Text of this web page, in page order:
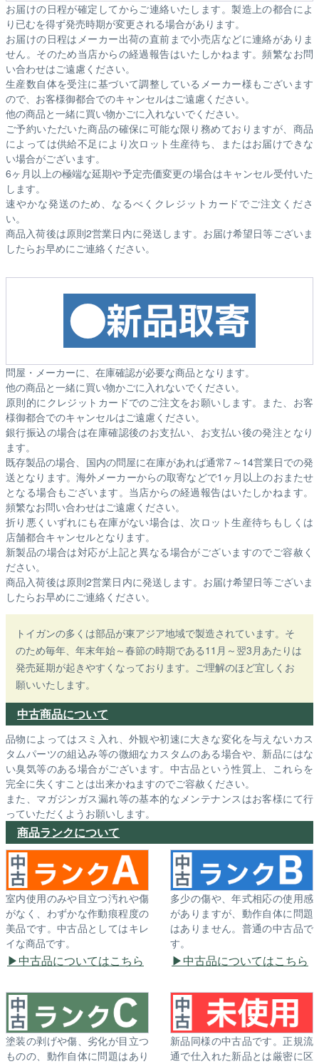
お届けの日程が確定してからご連絡いたします。製造上の都合によ
り已むを得ず発売時期が変更される場合があります。
お届けの日程はメーカー出荷の直前まで小売店などに連絡がありま
せん。そのため当店からの経過報告はいたしかねます。頻繁なお問
い合わせはご遠慮ください。
生産数自体を受注に基づいて調整しているメーカー様もございます
ので、お客様御都合でのキャンセルはご遠慮ください。
他の商品と一緒に買い物かごに入れないでください。
ご予約いただいた商品の確保に可能な限り務めておりますが、商品
によっては供給不足により次ロット生産待ち、またはお届けできな
い場合がございます。
6ヶ月以上の極端な延期や予定売価変更の場合はキャンセル受付いた
します。
速やかな発送のため、なるべくクレジットカードでご注文くださ
い。
商品入荷後は原則2営業日内に発送します。お届け希望日等ございま
したらお早めにご連絡ください。
問屋・メーカーに、在庫確認が必要な商品となります。
他の商品と一緒に買い物かごに入れないでください。
原則的にクレジットカードでのご注文をお願いします。また、お客
様御都合でのキャンセルはご遠慮ください。
銀行振込の場合は在庫確認後のお支払い、お支払い後の発注となり
ます。
既存製品の場合、国内の問屋に在庫があれば通常7～14営業日での発
送となります。海外メーカーからの取寄などで1ヶ月以上のおまたせ
となる場合もございます。 当店からの経過報告はいたしかねます。
頻繁なお問い合わせはご遠慮ください。
折り悪くいずれにも在庫がない場合は、次ロット生産待ちもしくは
店舗都合キャンセルとなります。
新製品の場合は対応が上記と異なる場合がございますのでご容赦く
ださい。
商品入荷後は原則2営業日内に発送します。お届け希望日等ございま
したらお早めにご連絡ください。
トイガンの多くは部品が東アジア地域で製造されています。そ
のため毎年、年末年始～春節の時期である11月～翌3月あたりは
発売延期が起きやすくなっております。ご理解のほど宜しくお
願いいたします。
中古商品について
品物によってはスミ入れ、外観や初速に大きな変化を与えないカス
タムパーツの組込み等の微細なカスタムのある場合や、新品にはな
い臭気等のある場合がございます。中古品という性質上、これらを
完全に失くすことは出来かねますのでご容赦ください。
また、マガジンガス漏れ等の基本的なメンテナンスはお客様にて行
っていただくようお願いします。
商品ランクについて
室内使用のみや目立つ汚れや傷
がなく、わずかな作動痕程度の
美品です。中古品としてはキレ
イな商品です。
中古品についてはこちら
多少の傷や、年式相応の使用感
がありますが、動作自体に問題
はありません。普通の中古品で
す。
中古品についてはこちら
塗装の剥げや傷、劣化が目立つ
ものの、動作自体に問題はあり
新品同様の中古品です。正規流
通で仕入れた新品とは厳密に区